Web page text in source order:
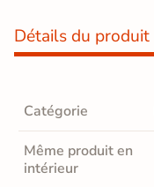
Détails du produit
Catégorie
Même produit en
intérieur